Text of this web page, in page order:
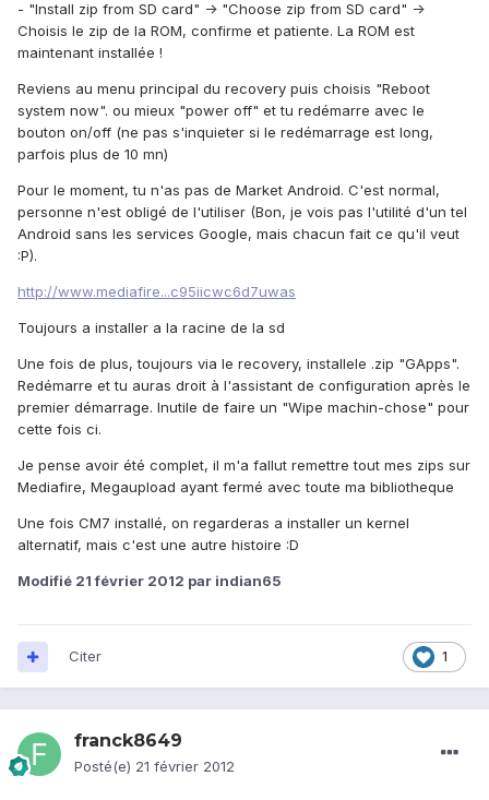
- "Install zip from SD card" -> "Choose zip from SD card" ->
Choisis le zip de la ROM, confirme et patiente. La ROM est
maintenant installée !
Reviens au menu principal du recovery puis choisis "Reboot
system now". ou mieux "power off" et tu redémarre avec le
bouton on/off (ne pas s'inquieter si le redémarrage est long,
parfois plus de 10 mn)
Pour le moment, tu n'as pas de Market Android. C'est normal,
personne n'est obligé de l'utiliser (Bon, je vois pas l'utilité d'un tel
Android sans les services Google, mais chacun fait ce qu'il veut
:P).
http://www.mediafire...c95iicwc6d7uwas
Toujours a installer a la racine de la sd
Une fois de plus, toujours via le recovery, installele .zip "GApps".
Redémarre et tu auras droit à l'assistant de configuration après le
premier démarrage. Inutile de faire un "Wipe machin-chose" pour
cette fois ci.
Je pense avoir été complet, il m'a fallut remettre tout mes zips sur
Mediafire, Megaupload ayant fermé avec toute ma bibliotheque
Une fois CM7 installé, on regarderas a installer un kernel
alternatif, mais c'est une autre histoire :D
Modifié 21 février 2012 par indian65
1
Citer
franck8649
Posté(e) 21 février 2012